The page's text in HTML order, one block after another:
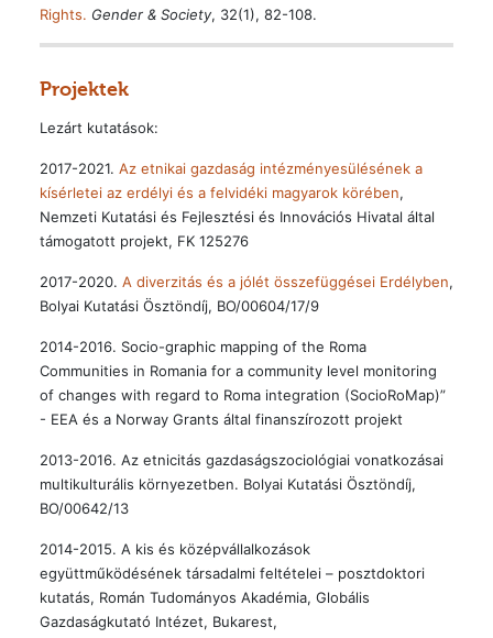
Rights. Gender & Society, 32(1), 82-108.
Projektek
Lezárt kutatások:
2017-2021. Az etnikai gazdaság intézményesülésének a
kísérletei az erdélyi és a felvidéki magyarok körében,
Nemzeti Kutatási és Fejlesztési és Innovációs Hivatal által
támogatott projekt, FK 125276
2017-2020. A diverzitás és a jólét összefüggései Erdélyben,
Bolyai Kutatási Ösztöndíj, BO/00604/17/9
2014-2016. Socio-graphic mapping of the Roma
Communities in Romania for a community level monitoring
of changes with regard to Roma integration (SocioRoMap)”
- EEA és a Norway Grants által finanszírozott projekt
2013-2016. Az etnicitás gazdaságszociológiai vonatkozásai
multikulturális környezetben. Bolyai Kutatási Ösztöndíj,
BO/00642/13
2014-2015. A kis és középvállalkozások
együttműködésének társadalmi feltételei – posztdoktori
kutatás, Román Tudományos Akadémia, Globális
Gazdaságkutató Intézet, Bukarest,